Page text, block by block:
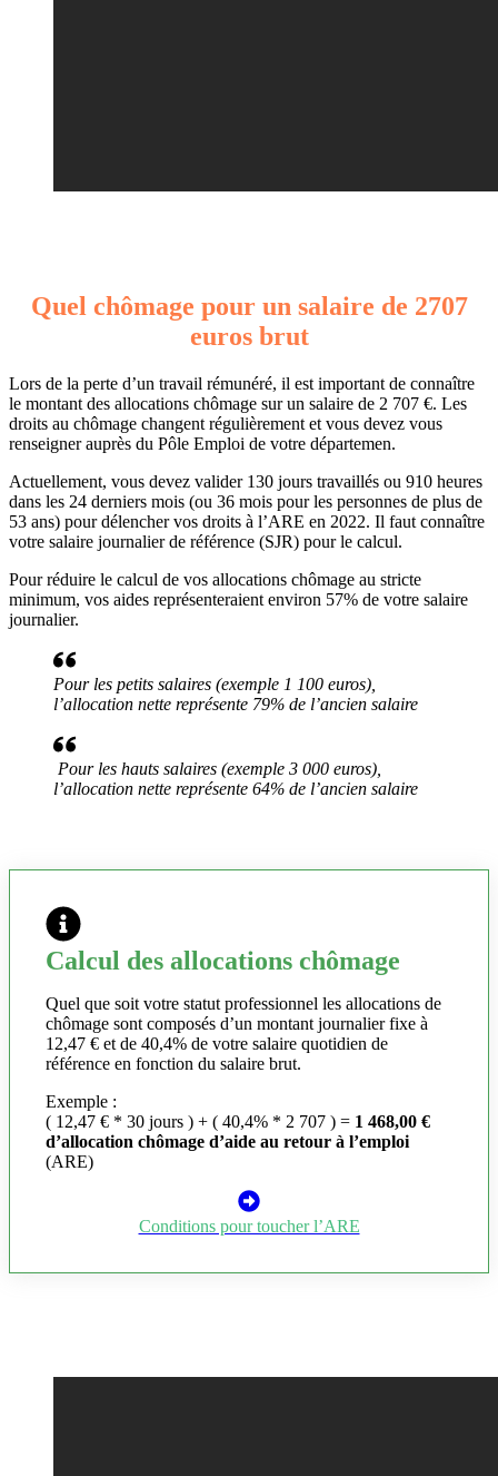
Quel chômage pour un salaire de 2707
euros brut
Lors de la perte d’un travail rémunéré, il est important de connaître
le montant des allocations chômage sur un salaire de 2 707 €. Les
droits au chômage changent régulièrement et vous devez vous
renseigner auprès du Pôle Emploi de votre départemen.
Actuellement, vous devez valider 130 jours travaillés ou 910 heures
dans les 24 derniers mois (ou 36 mois pour les personnes de plus de
53 ans) pour délencher vos droits à l’ARE en 2022. Il faut connaître
votre salaire journalier de référence (SJR) pour le calcul.
Pour réduire le calcul de vos allocations chômage au stricte
minimum, vos aides représenteraient environ 57% de votre salaire
journalier.
Pour les petits salaires (exemple 1 100 euros),
l’allocation nette représente 79% de l’ancien salaire
Pour les hauts salaires (exemple 3 000 euros),
l’allocation nette représente 64% de l’ancien salaire
Calcul des allocations chômage
Quel que soit votre statut professionnel les allocations de
chômage sont composés d’un montant journalier fixe à
12,47 € et de 40,4% de votre salaire quotidien de
référence en fonction du salaire brut.
Exemple :
( 12,47 € * 30 jours ) + ( 40,4% * 2 707 ) = 1 468,00 €
d’allocation chômage d’aide au retour à l’emploi
(ARE)
Conditions pour toucher l’ARE